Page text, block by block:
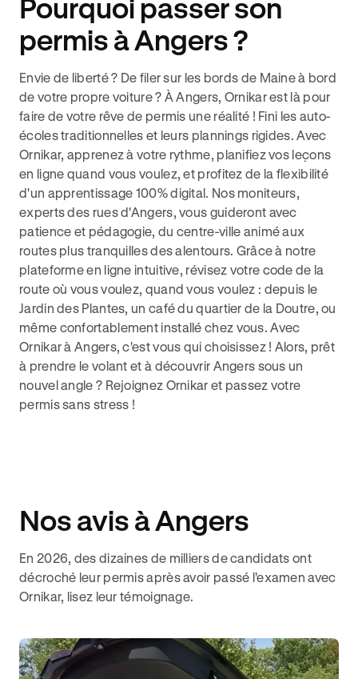
Pourquoi passer son
permis à Angers ?
Envie de liberté ? De filer sur les bords de Maine à bord
de votre propre voiture ? À Angers, Ornikar est là pour
faire de votre rêve de permis une réalité ! Fini les auto-
écoles traditionnelles et leurs plannings rigides. Avec
Ornikar, apprenez à votre rythme, planifiez vos leçons
en ligne quand vous voulez, et profitez de la flexibilité
d'un apprentissage 100% digital. Nos moniteurs,
experts des rues d'Angers, vous guideront avec
patience et pédagogie, du centre-ville animé aux
routes plus tranquilles des alentours. Grâce à notre
plateforme en ligne intuitive, révisez votre code de la
route où vous voulez, quand vous voulez : depuis le
Jardin des Plantes, un café du quartier de la Doutre, ou
même confortablement installé chez vous. Avec
Ornikar à Angers, c'est vous qui choisissez ! Alors, prêt
à prendre le volant et à découvrir Angers sous un
nouvel angle ? Rejoignez Ornikar et passez votre
permis sans stress !
Nos avis à Angers
En 2026, des dizaines de milliers de candidats ont
décroché leur permis après avoir passé l’examen avec
Ornikar, lisez leur témoignage.